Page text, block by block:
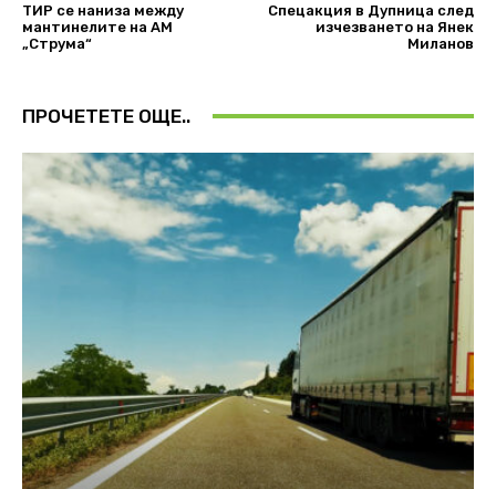
ТИР се наниза между
мантинелите на АМ
„Струма“
Спецакция в Дупница след
изчезването на Янек
Миланов
ПРОЧЕТЕТЕ ОЩЕ..